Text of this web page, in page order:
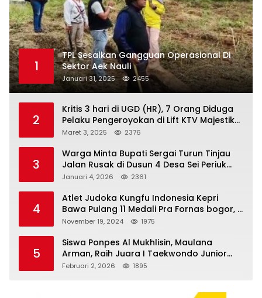
1
TPL Sesalkan Gangguan Operasional Di
Sektor Aek Nauli
Januari 31, 2025 2455
2
Kritis 3 hari di UGD (HR), 7 Orang Diduga
Pelaku Pengeroyokan di Lift KTV Majestik
Melenggang Bebas, Kantor Hukum JAP
Tanjungpinang
Maret 3, 2025 2376
3
Warga Minta Bupati Sergai Turun Tinjau
Jalan Rusak di Dusun 4 Desa Sei Periuk
Serdang Bedagai
Januari 4, 2026 2361
4
Atlet Judoka Kungfu Indonesia Kepri
Bawa Pulang 11 Medali Pra Fornas bogor, 3
Emas dan 8 Perunggu.
November 19, 2024 1975
5
Siswa Ponpes Al Mukhlisin, Maulana
Arman, Raih Juara I Taekwondo Junior
Putra di Riau National Championship 2026
Februari 2, 2026 1895